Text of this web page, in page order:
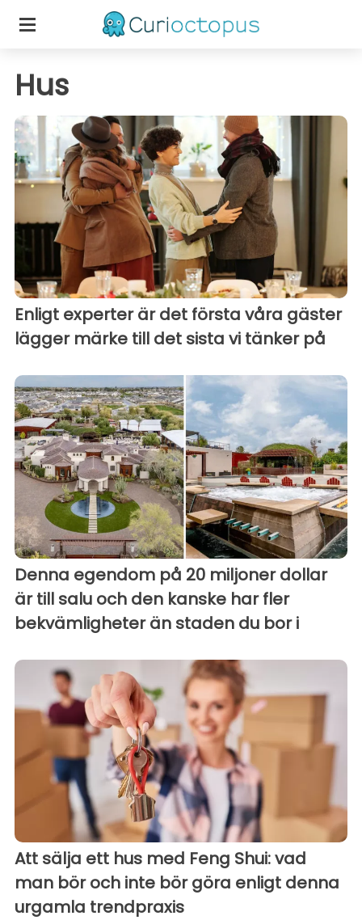
Hus
Enligt experter är det första våra gäster
lägger märke till det sista vi tänker på
Denna egendom på 20 miljoner dollar
är till salu och den kanske har fler
bekvämligheter än staden du bor i
Att sälja ett hus med Feng Shui: vad
man bör och inte bör göra enligt denna
urgamla trendpraxis